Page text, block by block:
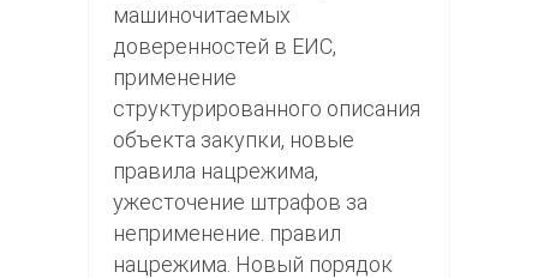
машиночитаемых
доверенностей в ЕИС,
применение
структурированного описания
объекта закупки, новые
правила нацрежима,
ужесточение штрафов за
неприменение. правил
нацрежима. Новый порядок